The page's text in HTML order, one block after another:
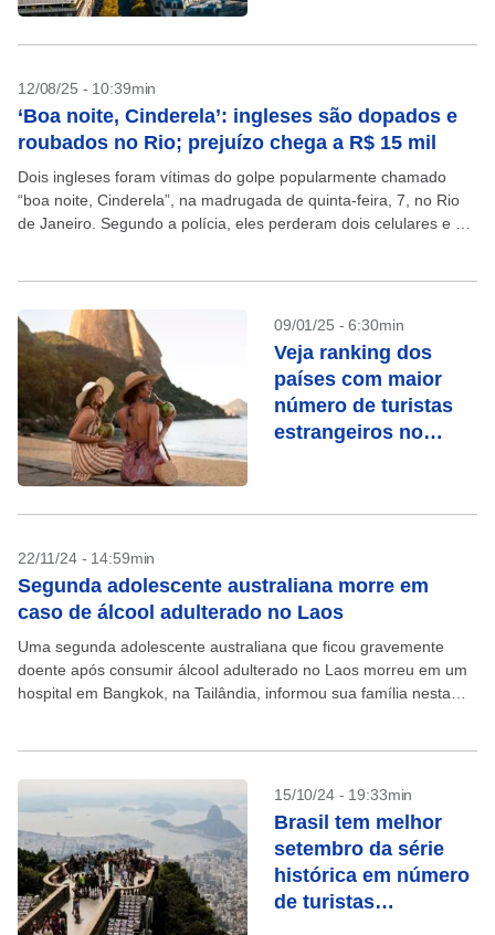
12/08/25 - 10:39min
‘Boa noite, Cinderela’: ingleses são dopados e
roubados no Rio; prejuízo chega a R$ 15 mil
Dois ingleses foram vítimas do golpe popularmente chamado
“boa noite, Cinderela”, na madrugada de quinta-feira, 7, no Rio
de Janeiro. Segundo a polícia, eles perderam dois celulares e 2
09/01/25 - 6:30min
Veja ranking dos
países com maior
número de turistas
estrangeiros no
22/11/24 - 14:59min
Segunda adolescente australiana morre em
caso de álcool adulterado no Laos
Uma segunda adolescente australiana que ficou gravemente
doente após consumir álcool adulterado no Laos morreu em um
hospital em Bangkok, na Tailândia, informou sua família nesta
15/10/24 - 19:33min
Brasil tem melhor
setembro da série
histórica em número
de turistas